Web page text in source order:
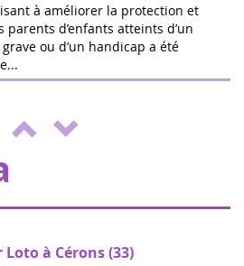
à améliorer la protection et
parents d’enfants atteints d’un
ou d’un handicap a été
di Boissy le Cutté
di Running Pour L'espoir sta
a beneficio di Eva pour la vie ed
a sostegno dei bambi...
Loto à Cérons (33)